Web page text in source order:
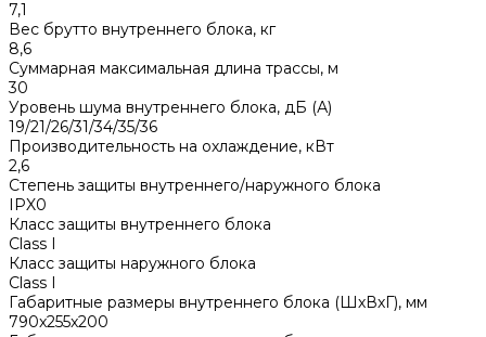
7,1
Вес брутто внутреннего блока, кг
8,6
Суммарная максимальная длина трассы, м
30
Уровень шума внутреннего блока, дБ (А)
19/21/26/31/34/35/36
Производительность на охлаждение, кВт
2,6
Степень защиты внутреннего/наружного блока
IPX0
Класс защиты внутреннего блока
Class I
Класс защиты наружного блока
Class I
Габаритные размеры внутреннего блока (ШхВхГ), мм
790x255x200